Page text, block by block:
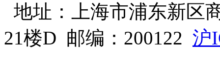
地址：上海市浦东新区
21楼D 邮编：200122 沪